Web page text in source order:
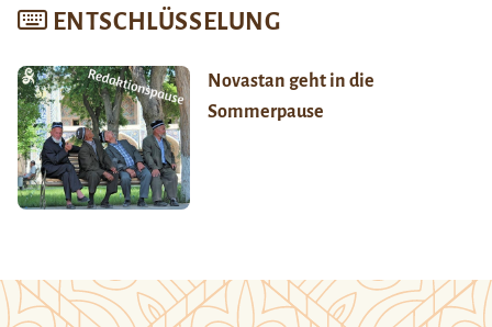
ENTSCHLÜSSELUNG
Novastan geht in die
Sommerpause